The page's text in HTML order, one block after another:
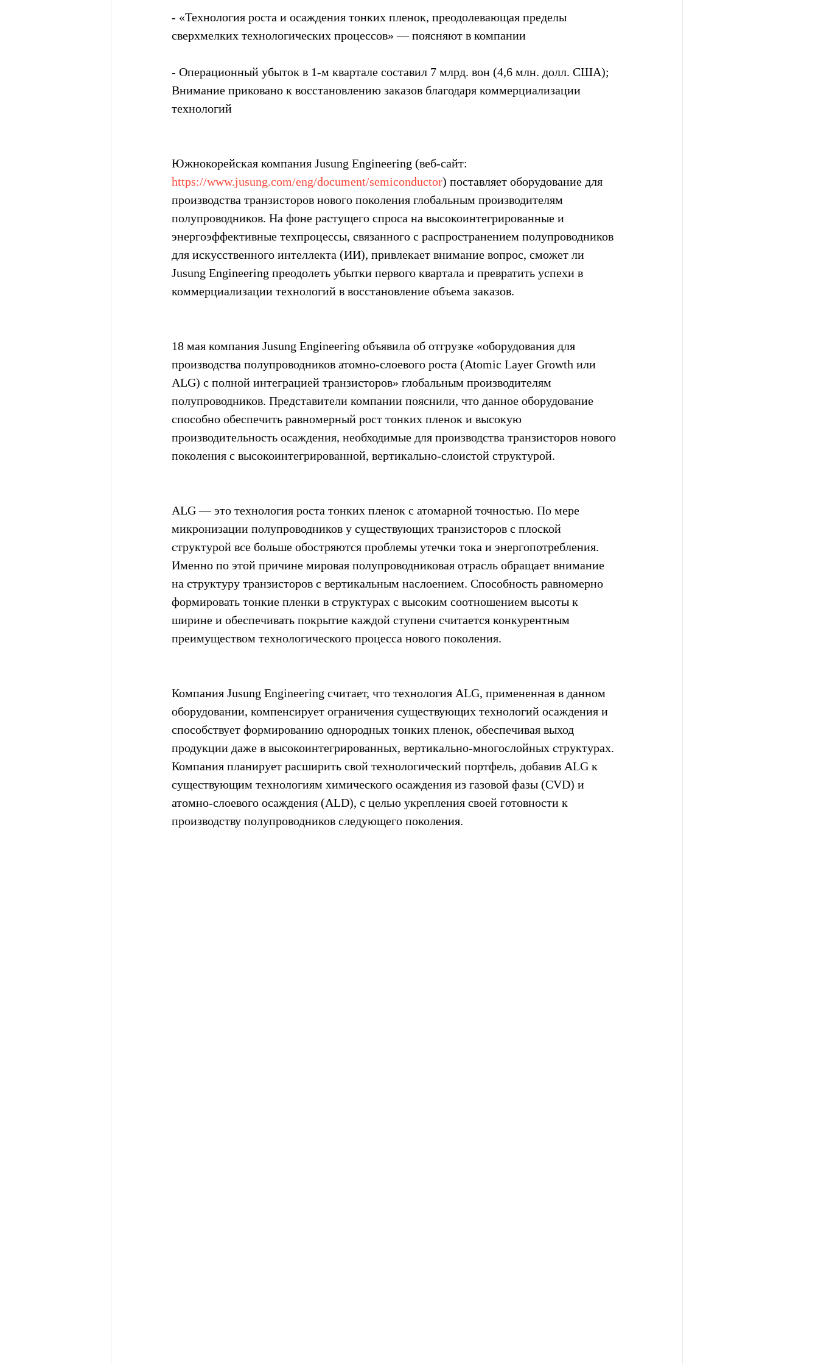
- «Технология роста и осаждения тонких пленок, преодолевающая пределы
сверхмелких технологических процессов» — поясняют в компании
- Операционный убыток в 1-м квартале составил 7 млрд. вон (4,6 млн. долл. США);
Внимание приковано к восстановлению заказов благодаря коммерциализации
технологий
Южнокорейская компания Jusung Engineering (веб-сайт:
https://www.jusung.com/eng/document/semiconductor) поставляет оборудование для
производства транзисторов нового поколения глобальным производителям
полупроводников. На фоне растущего спроса на высокоинтегрированные и
энергоэффективные техпроцессы, связанного с распространением полупроводников
для искусственного интеллекта (ИИ), привлекает внимание вопрос, сможет ли
Jusung Engineering преодолеть убытки первого квартала и превратить успехи в
коммерциализации технологий в восстановление объема заказов.
18 мая компания Jusung Engineering объявила об отгрузке «оборудования для
производства полупроводников атомно-слоевого роста (Atomic Layer Growth или
ALG) с полной интеграцией транзисторов» глобальным производителям
полупроводников. Представители компании пояснили, что данное оборудование
способно обеспечить равномерный рост тонких пленок и высокую
производительность осаждения, необходимые для производства транзисторов нового
поколения с высокоинтегрированной, вертикально-слоистой структурой.
ALG — это технология роста тонких пленок с атомарной точностью. По мере
микронизации полупроводников у существующих транзисторов с плоской
структурой все больше обостряются проблемы утечки тока и энергопотребления.
Именно по этой причине мировая полупроводниковая отрасль обращает внимание
на структуру транзисторов с вертикальным наслоением. Способность равномерно
формировать тонкие пленки в структурах с высоким соотношением высоты к
ширине и обеспечивать покрытие каждой ступени считается конкурентным
преимуществом технологического процесса нового поколения.
Компания Jusung Engineering считает, что технология ALG, примененная в данном
оборудовании, компенсирует ограничения существующих технологий осаждения и
способствует формированию однородных тонких пленок, обеспечивая выход
продукции даже в высокоинтегрированных, вертикально-многослойных структурах.
Компания планирует расширить свой технологический портфель, добавив ALG к
существующим технологиям химического осаждения из газовой фазы (CVD) и
атомно-слоевого осаждения (ALD), с целью укрепления своей готовности к
производству полупроводников следующего поколения.